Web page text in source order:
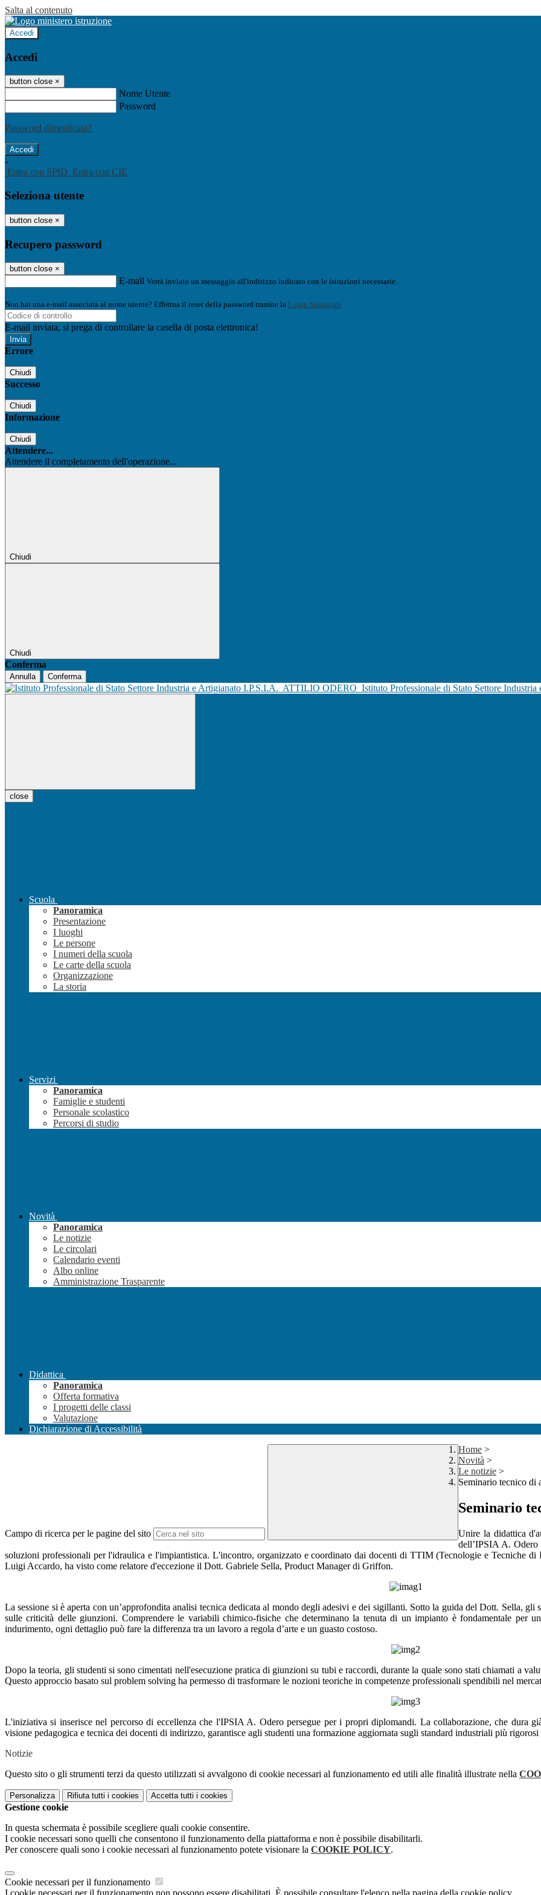
Salta al contenuto
Accedi
Accedi
button close ×
Nome Utente
Password
Password dimenticata?
-
Entra con SPID Entra con CIE
Seleziona utente
button close ×
Recupero password
button close ×
E-mail Verrà inviato un messaggio all'indirizzo indicato con le istruzioni necessarie.
Non hai una e-mail associata al nome utente? Effettua il reset della password tramite la Login Spaggiari
E-mail inviata, si prega di controllare la casella di posta elettronica!
Errore
Chiudi
Successo
Chiudi
Informazione
Chiudi
Attendere...
Attendere il completamento dell'operazione...
Chiudi
Chiudi
Conferma
Annulla Conferma
I.P.S.I.A. ATTILIO ODERO Istituto Professionale di Stato Settore Industria
close
Scuola
Panoramica
Presentazione
I luoghi
Le persone
I numeri della scuola
Le carte della scuola
Organizzazione
La storia
Servizi
Panoramica
Famiglie e studenti
Personale scolastico
Percorsi di studio
Novità
Panoramica
Le notizie
Le circolari
Calendario eventi
Albo online
Amministrazione Trasparente
Didattica
Panoramica
Offerta formativa
I progetti delle classi
Valutazione
Dichiarazione di Accessibilità
Campo di ricerca per le pagine del sito
Home >
Novità >
Le notizie >
Seminario tecnico di
Seminario
Unire la didattica
dell’IPSIA A.
soluzioni professionali per l'idraulica e l'impiantistica. L'incontro, organizzato e coordinato dai docenti di TTIM (Tecnologie e Tecniche
Luigi Accardo, ha visto come relatore d'eccezione il Dott. Gabriele Sella, Product Manager di Griffon.
La sessione si è aperta con un’approfondita analisi tecnica dedicata al mondo degli adesivi e dei sigillanti. Sotto la guida del Dott. Sella,
sulle criticità delle giunzioni. Comprendere le variabili chimico-fisiche che determinano la tenuta di un impianto è fondamentale per
indurimento, ogni dettaglio può fare la differenza tra un lavoro a regola d’arte e un guasto costoso.
Dopo la teoria, gli studenti si sono cimentati nell'esecuzione pratica di giunzioni su tubi e raccordi, durante la quale sono stati chiamati a
Questo approccio basato sul problem solving ha permesso di trasformare le nozioni teoriche in competenze professionali spendibili nel
L'iniziativa si inserisce nel percorso di eccellenza che l'IPSIA A. Odero persegue per i propri diplomandi. La collaborazione, che dura
visione pedagogica e tecnica dei docenti di indirizzo, garantisce agli studenti una formazione aggiornata sugli standard industriali più rigorosi
Notizie
Questo sito o gli strumenti terzi da questo utilizzati si avvalgono di cookie necessari al funzionamento ed utili alle finalità illustrate nella
Personalizza Rifiuta tutti i cookies Accetta tutti i cookies
Gestione cookie
In questa schermata è possibile scegliere quali cookie consentire.
I cookie necessari sono quelli che consentono il funzionamento della piattaforma e non è possibile disabilitarli.
Per conoscere quali sono i cookie necessari al funzionamento potete visionare la COOKIE POLICY.
Cookie necessari per il funzionamento